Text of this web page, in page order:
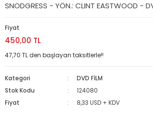
SNODGRESS - YÖN.: CLINT EASTWOOD -
Fiyat
450,00 TL
47,70 TL den başlayan taksitlerle!!
Kategori
DVD FİLM
Stok Kodu
124080
Fiyat
8,33 USD + KDV